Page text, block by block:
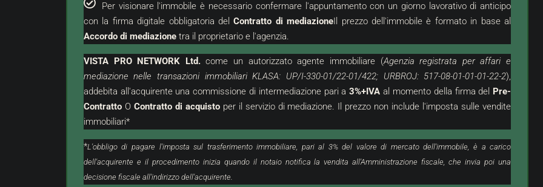
Per visionare l'immobile è necessario confermare l'appuntamento con un giorno lavorativo di anticipo
con la firma digitale obbligatoria delContratto di mediazione Il prezzo dell'immobile è formato in base al
Accordo di mediazionetra il proprietario e l'agenzia.
VISTA PRO NETWORK Ltd.come un autorizzatoagente immobiliare (Agenzia registrata per affari e
mediazione nelle transazioni immobiliari KLASA: UP/I-330-01/22-01/422; URBROJ: 517-08-01-01-01-22-2),
addebita all'acquirente una commissione di intermediazione pari a3%+IVA al momento della firma del
Pre-
ContrattoO Contratto di acquistoper il servizio di mediazione. Il prezzo non include l'imposta sulle vendite
immobiliari*
*L'obbligo di pagare l'imposta sul trasferimento immobiliare, pari al 3% del valore di mercato dell'immobile, è a carico
dell'acquirente e il procedimento inizia quando il notaio notifica la vendita all'Amministrazione fiscale, che invia poi una
decisione fiscale all'indirizzo dell'acquirente.
Di Grisignana | Terreno Edificabile
380.000 €
Umago | Lussuoso Appartamento Con
Garage In Posizione Eccellente
319.000 €
Novigrad, Dintorni | Appartamento